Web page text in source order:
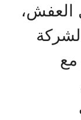
العفش،